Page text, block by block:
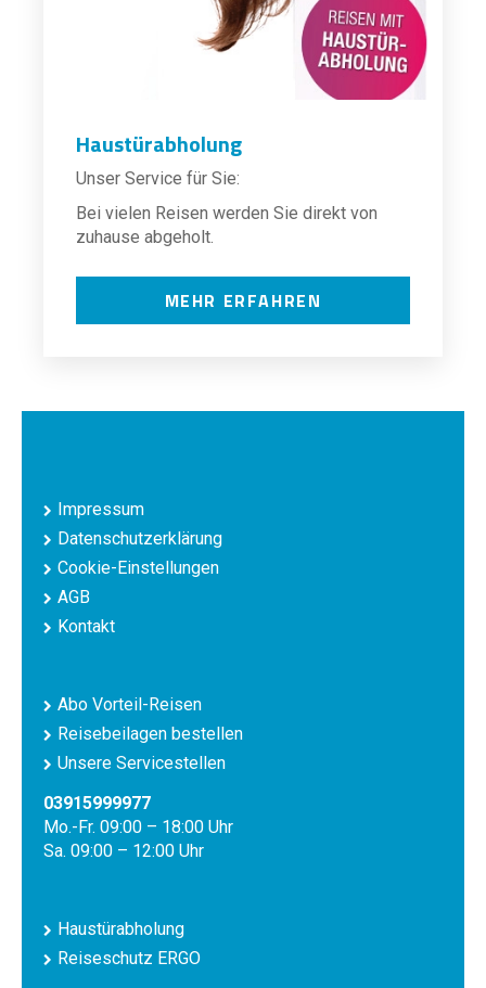
Haustürabholung
Unser Service für Sie:
Bei vielen Reisen werden Sie direkt von
zuhause abgeholt.
MEHR ERFAHREN
Impressum
Datenschutzerklärung
Cookie-Einstellungen
AGB
Kontakt
Abo Vorteil-Reisen
Reisebeilagen bestellen
Unsere Servicestellen
03915999977
Mo.-Fr. 09:00 – 18:00 Uhr
Sa. 09:00 – 12:00 Uhr
Haustürabholung
Reiseschutz ERGO